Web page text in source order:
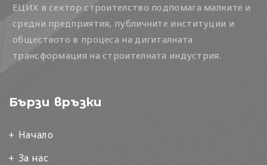
ЕЦИХ в сектор строителство подпомага малките и
средни предприятия, публичните институции и
обществото в процеса на дигиталната
трансформация на строителната индустрия.
Бързи връзки
Начало
За нас